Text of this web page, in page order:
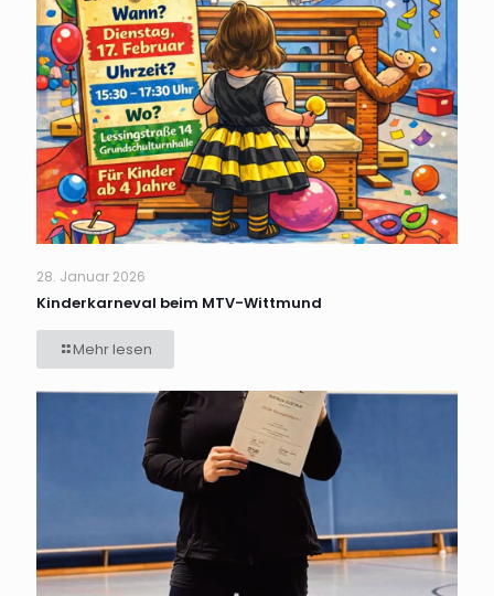
28. Januar 2026
Kinderkarneval beim MTV-Wittmund
Mehr lesen